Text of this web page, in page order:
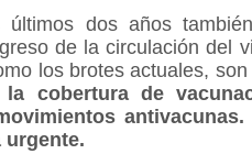
dos años
de la circulación del
los brotes actuales,
la cobertura de
antivacunas.
urgente.